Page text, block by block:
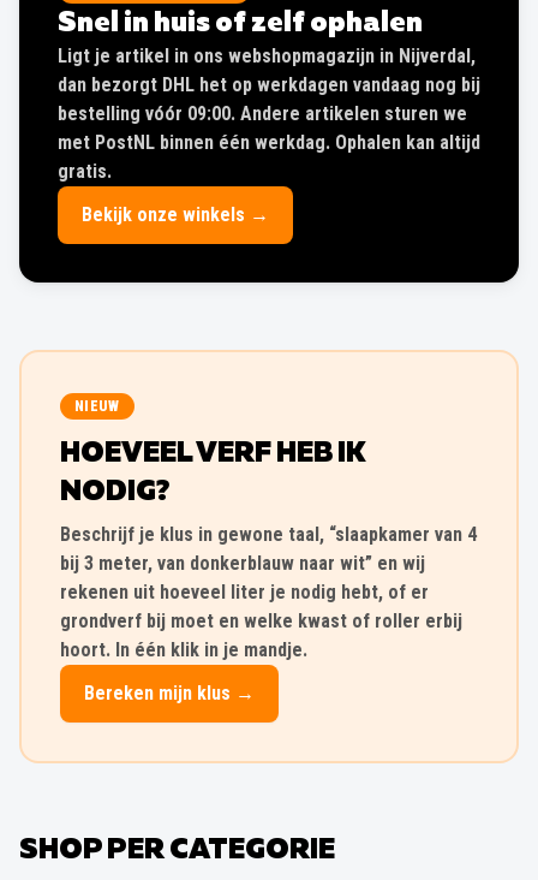
Snel in huis of zelf ophalen
Ligt je artikel in ons webshopmagazijn in Nijverdal,
dan bezorgt DHL het op werkdagen vandaag nog bij
bestelling vóór 09:00. Andere artikelen sturen we
met PostNL binnen één werkdag. Ophalen kan altijd
gratis.
Bekijk onze winkels →
NIEUW
HOEVEEL VERF HEB IK
NODIG?
Beschrijf je klus in gewone taal, “slaapkamer van 4
bij 3 meter, van donkerblauw naar wit” en wij
rekenen uit hoeveel liter je nodig hebt, of er
grondverf bij moet en welke kwast of roller erbij
hoort. In één klik in je mandje.
Bereken mijn klus →
SHOP PER CATEGORIE